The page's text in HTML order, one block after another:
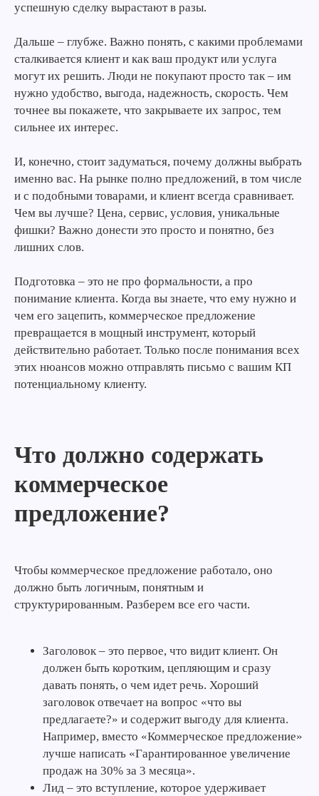
успешную сделку вырастают в разы.
Дальше – глубже. Важно понять, с какими проблемами
сталкивается клиент и как ваш продукт или услуга
могут их решить. Люди не покупают просто так – им
нужно удобство, выгода, надежность, скорость. Чем
точнее вы покажете, что закрываете их запрос, тем
сильнее их интерес.
И, конечно, стоит задуматься, почему должны выбрать
именно вас. На рынке полно предложений, в том числе
и с подобными товарами, и клиент всегда сравнивает.
Чем вы лучше? Цена, сервис, условия, уникальные
фишки? Важно донести это просто и понятно, без
лишних слов.
Подготовка – это не про формальности, а про
понимание клиента. Когда вы знаете, что ему нужно и
чем его зацепить, коммерческое предложение
превращается в мощный инструмент, который
действительно работает. Только после понимания всех
этих нюансов можно отправлять письмо с вашим КП
потенциальному клиенту.
Что должно содержать
коммерческое
предложение?
Чтобы коммерческое предложение работало, оно
должно быть логичным, понятным и
структурированным. Разберем все его части.
Заголовок – это первое, что видит клиент. Он
должен быть коротким, цепляющим и сразу
давать понять, о чем идет речь. Хороший
заголовок отвечает на вопрос «что вы
предлагаете?» и содержит выгоду для клиента.
Например, вместо «Коммерческое предложение»
лучше написать «Гарантированное увеличение
продаж на 30% за 3 месяца».
Лид – это вступление, которое удерживает